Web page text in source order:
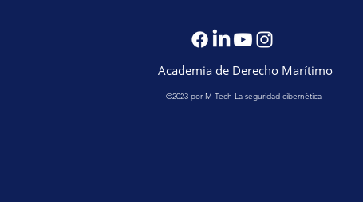
Academia de Derecho Marítimo
©2023 por M-Tech La seguridad cibernética